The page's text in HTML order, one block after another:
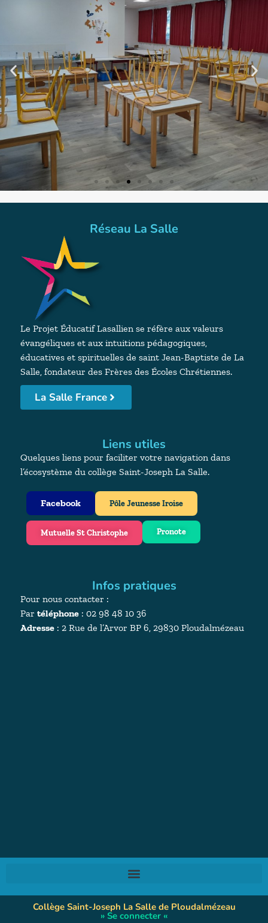
plastiquesRéseau La Salle
Le Projet Éducatif Lasallien se réfère aux valeurs
évangéliques et aux intuitions pédagogiques,
éducatives et spirituelles de saint Jean-Baptiste de La
Salle, fondateur des Frères des Écoles Chrétiennes.
La Salle France
Liens utiles
Quelques liens pour faciliter votre navigation dans
l’écosystème du collège Saint-Joseph La Salle.
Facebook Pôle Jeunesse Iroise
Mutuelle St Christophe Pronote
Infos pratiques
Pour nous contacter :
Par téléphone : 02 98 48 10 36
Adresse : 2 Rue de l’Arvor BP 6, 29830 Ploudalmézeau
Collège Saint-Joseph La Salle de Ploudalmézeau
» Se connecter «